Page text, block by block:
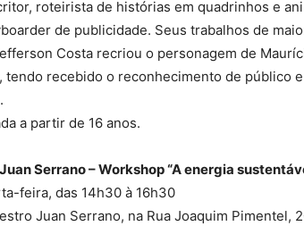
roteirista de histórias em quadrinhos e
de publicidade. Seus trabalhos de
Costa recriou o personagem de
tendo recebido o reconhecimento de público
a partir de 16 anos.
Serrano –Workshop “A energia
feira, das 14h30 à 16h30
Juan Serrano, na Rua Joaquim Pimentel,